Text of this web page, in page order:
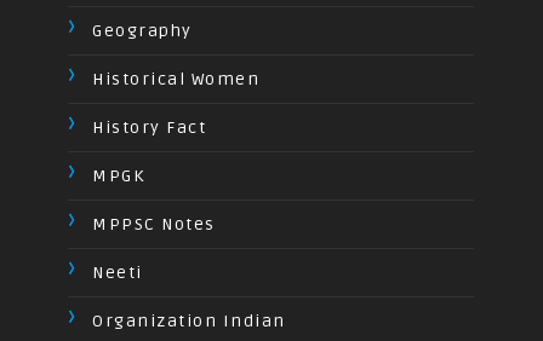
Geography
Historical Women
History Fact
MPGK
MPPSC Notes
Neeti
Organization Indian